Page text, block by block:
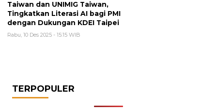
Taiwan dan UNIMIG Taiwan,
Tingkatkan Literasi AI bagi PMI
dengan Dukungan KDEI Taipei
Rabu, 10 Des 2025 - 15:15 WIB
TERPOPULER